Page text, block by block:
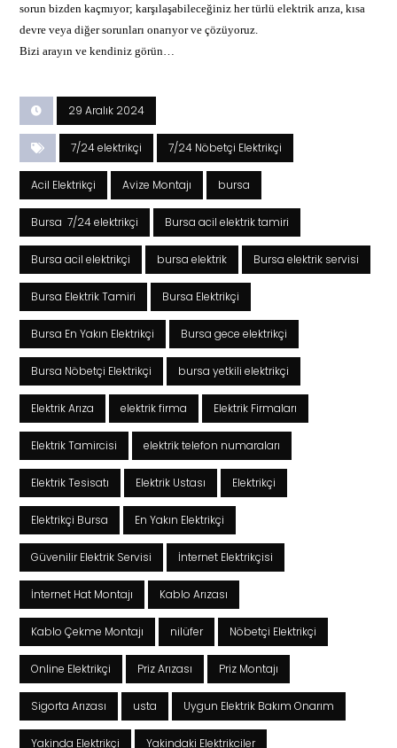
sorun bizden kaçmıyor; karşılaşabileceğiniz her türlü elektrik arıza, kısa
devre veya diğer sorunları onarıyor ve çözüyoruz.
Bizi arayın ve kendiniz görün…
29 Aralık 2024
7/24 elektrikçi 7/24 Nöbetçi Elektrikçi
Acil Elektrikçi Avize Montajı bursa
Bursa 7/24 elektrikçi Bursa acil elektrik tamiri
Bursa acil elektrikçi bursa elektrik Bursa elektrik servisi
Bursa Elektrik Tamiri Bursa Elektrikçi
Bursa En Yakın Elektrikçi Bursa gece elektrikçi
Bursa Nöbetçi Elektrikçi bursa yetkili elektrikçi
Elektrik Arıza elektrik firma Elektrik Firmaları
Elektrik Tamircisi elektrik telefon numaraları
Elektrik Tesisatı Elektrik Ustası Elektrikçi
Elektrikçi Bursa En Yakın Elektrikçi
Güvenilir Elektrik Servisi İnternet Elektrikçisi
İnternet Hat Montajı Kablo Arızası
Kablo Çekme Montajı nilüfer Nöbetçi Elektrikçi
Online Elektrikçi Priz Arızası Priz Montajı
Sigorta Arızası usta Uygun Elektrik Bakım Onarım
Yakinda Elektrikçi Yakindaki Elektrikciler